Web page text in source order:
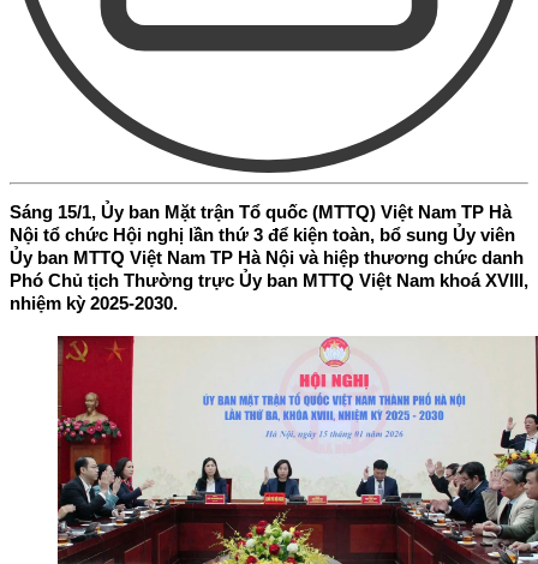
Sáng 15/1, Ủy ban Mặt trận Tổ quốc (MTTQ) Việt Nam TP Hà
Nội tổ chức Hội nghị lần thứ 3 để kiện toàn, bổ sung Ủy viên
Ủy ban MTTQ Việt Nam TP Hà Nội và hiệp thương chức danh
Phó Chủ tịch Thường trực Ủy ban MTTQ Việt Nam khoá XVIII,
nhiệm kỳ 2025-2030.